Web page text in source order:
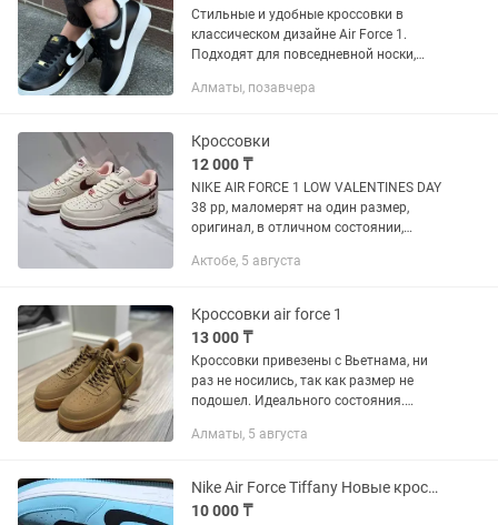
Стильные и удобные кроссовки в
классическом дизайне Air Force 1.
Подходят для повседневной носки,
отдыха. Верх выполнен из
к...
Алматы, позавчера
Кроссовки
12 000 ₸
NIKE AIR FORCE 1 LOW VALENTINES DAY
38 рр, маломерят на один размер,
оригинал, в отличном состоянии,
Актобе, 5 августа
Кроссовки air force 1
13 000 ₸
Кроссовки привезены с Вьетнама, ни
раз не носились, так как размер не
подошел. Идеального состояния.
долго.
Алматы, 5 августа
Nike Air Force Tiffany Новые кроссовки.
10 000 ₸